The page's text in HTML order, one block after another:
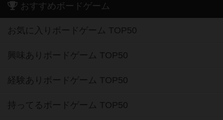
おすすめボードゲーム
お気に入りボードゲーム TOP50
興味ありボードゲーム TOP50
経験ありボードゲーム TOP50
持ってるボードゲーム TOP50